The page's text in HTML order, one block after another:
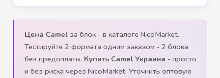
Цена Camel за блок - в каталоге NicoMarket.
Тестируйте 2 формата одним заказом - 2 блока
без предоплаты. Купить Camel Украина - просто
и без риска через NicoMarket. Уточнить оптовую